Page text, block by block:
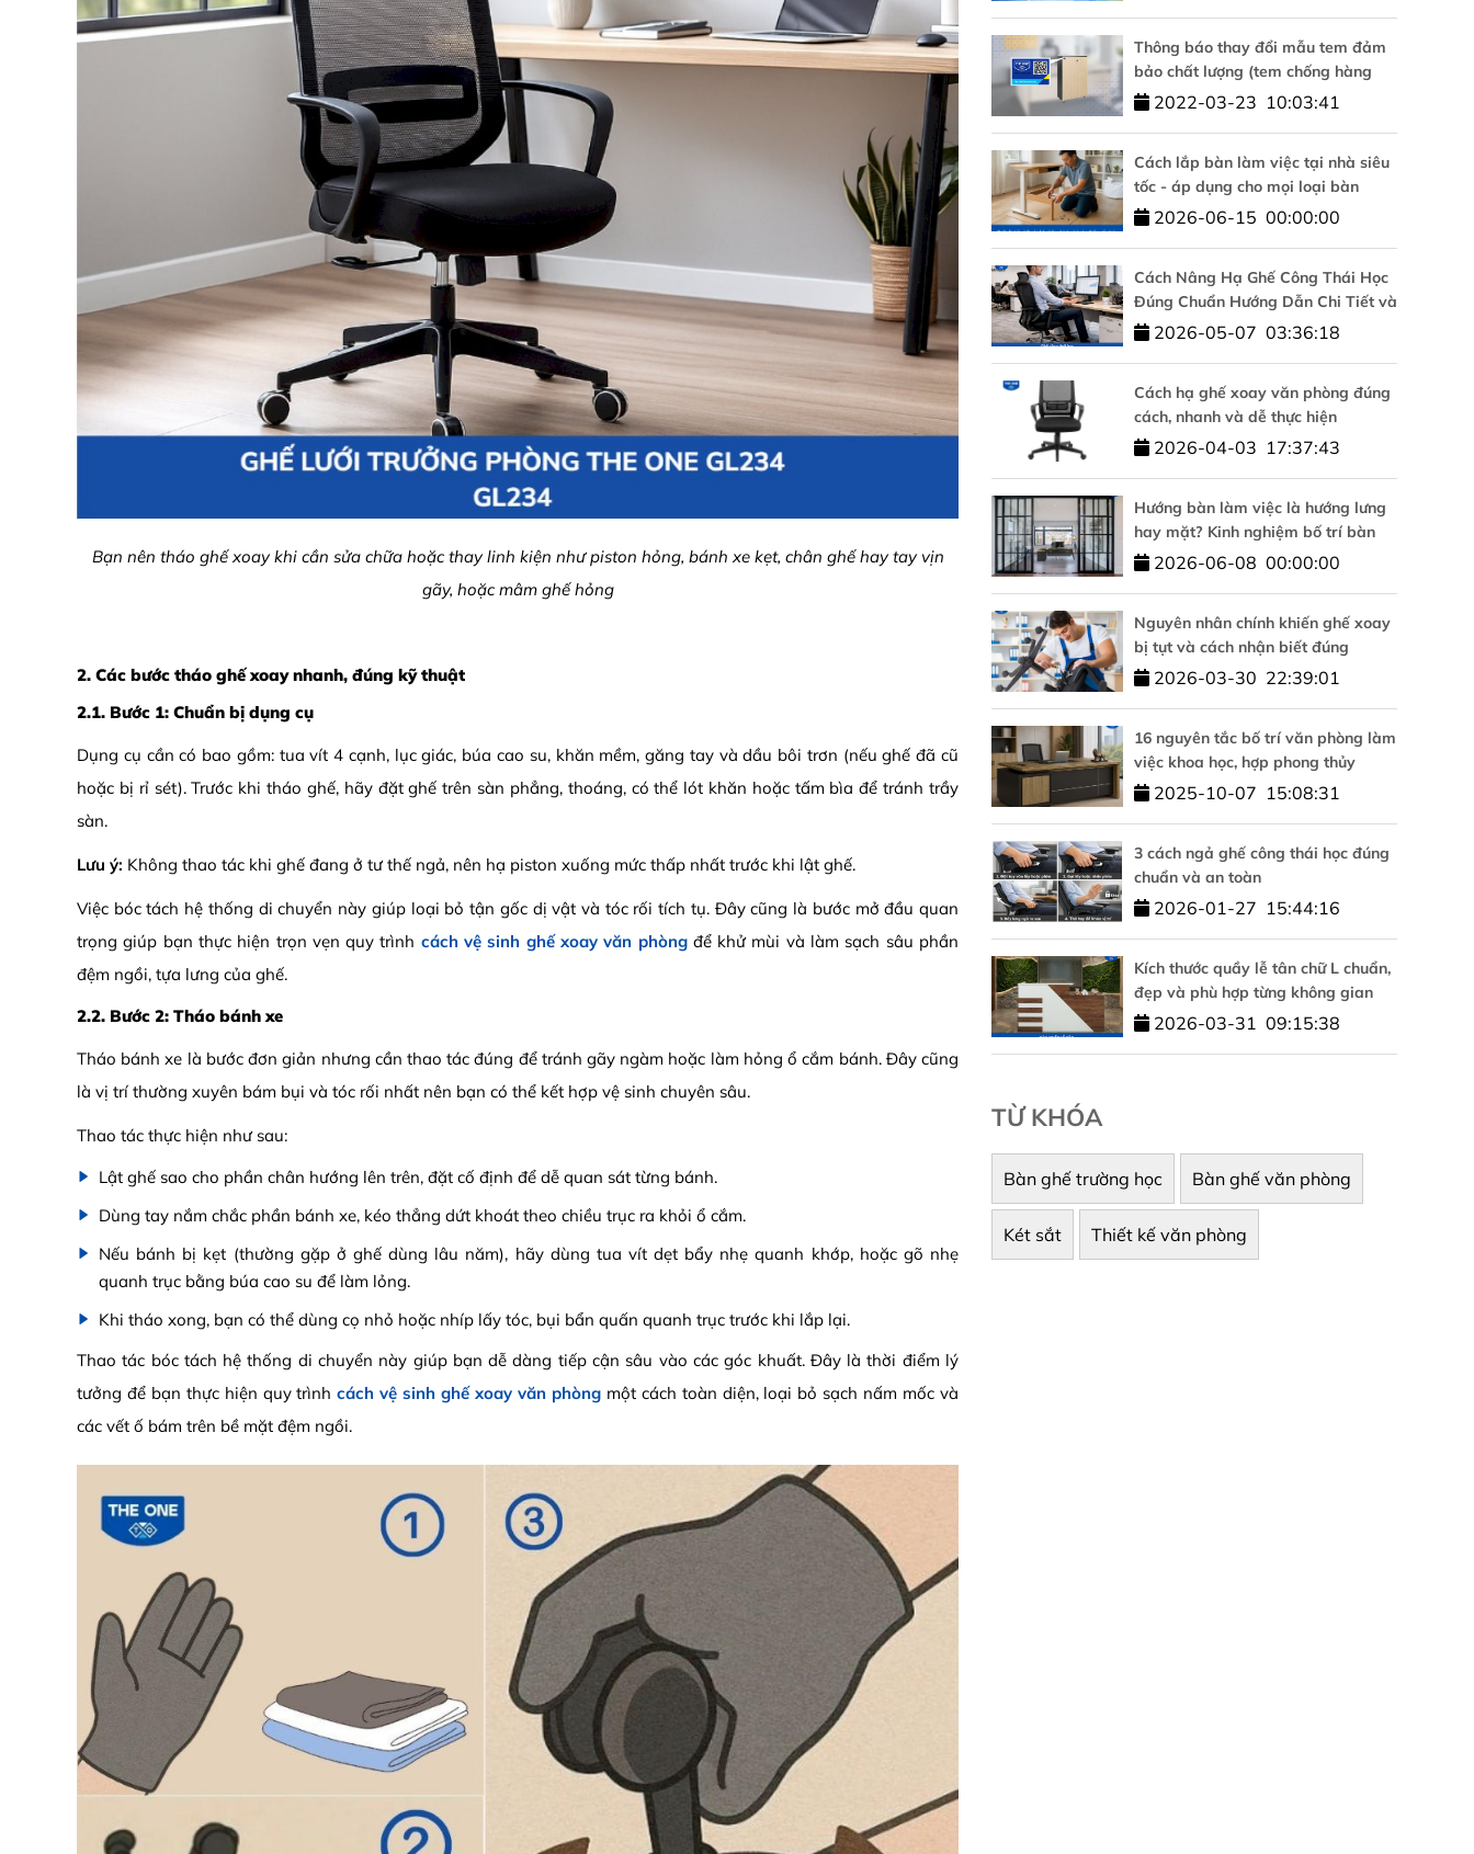
Bạn nên tháo ghế xoay khi cần sửa chữa hoặc thay linh kiện như piston hỏng, bánh xe kẹt, chân ghế hay tay vịn
gãy, hoặc mâm ghế hỏng
2. Các bước tháo ghế xoay nhanh, đúng kỹ thuật
2.1. Bước 1: Chuẩn bị dụng cụ
Dụng cụ cần có bao gồm: tua vít 4 cạnh, lục giác, búa cao su, khăn mềm, găng tay và dầu bôi trơn (nếu ghế đã cũ
hoặc bị rỉ sét). Trước khi tháo ghế, hãy đặt ghế trên sàn phẳng, thoáng, có thể lót khăn hoặc tấm bìa để tránh trầy
sàn.
Lưu ý: Không thao tác khi ghế đang ở tư thế ngả, nên hạ piston xuống mức thấp nhất trước khi lật ghế.
Việc bóc tách hệ thống di chuyển này giúp loại bỏ tận gốc dị vật và tóc rối tích tụ. Đây cũng là bước mở đầu quan
trọng giúp bạn thực hiện trọn vẹn quy trình cách vệ sinh ghế xoay văn phòngđể khử mùi và làm sạch sâu phần
đệm ngồi, tựa lưng của ghế.
2.2. Bước 2: Tháo bánh xe
Tháo bánh xe là bước đơn giản nhưng cần thao tác đúng để tránh gãy ngàm hoặc làm hỏng ổ cắm bánh. Đây cũng
là vị trí thường xuyên bám bụi và tóc rối nhất nên bạn có thể kết hợp vệ sinh chuyên sâu.
Thao tác thực hiện như sau:
Lật ghế sao cho phần chân hướng lên trên, đặt cố định để dễ quan sát từng bánh.
Dùng tay nắm chắc phần bánh xe, kéo thẳng dứt khoát theo chiều trục ra khỏi ổ cắm.
Nếu bánh bị kẹt (thường gặp ở ghế dùng lâu năm), hãy dùng tua vít dẹt bẩy nhẹ quanh khớp, hoặc gõ nhẹ
quanh trục bằng búa cao su để làm lỏng.
Khi tháo xong, bạn có thể dùng cọ nhỏ hoặc nhíp lấy tóc, bụi bẩn quấn quanh trục trước khi lắp lại.
Thao tác bóc tách hệ thống di chuyển này giúp bạn dễ dàng tiếp cận sâu vào các góc khuất. Đây là thời điểm lý
tưởng để bạn thực hiện quy trìnhcách vệ sinh ghế xoay văn phòngmột cách toàn diện, loại bỏ sạch nấm mốc và
các vết ố bám trên bề mặt đệm ngồi.
Thông báo thay đổi mẫu tem đảm
bảo chất lượng (tem chống hàng
giả)2022-03-23 10:03:41
Cách lắp bàn làm việc tại nhà siêu
tốc - áp dụng cho mọi loại bàn
2026-06-15 00:00:00
Cách Nâng Hạ Ghế Công Thái Học
Đúng Chuẩn Hướng Dẫn Chi Tiết và
Đơn Giản
2026-05-07 03:36:18
Cách hạ ghế xoay văn phòng đúng
cách, nhanh và dễ thực hiện
2026-04-03 17:37:43
Hướng bàn làm việc là hướng lưng
hay mặt? Kinh nghiệm bố trí bàn
làm việc hợp phong thủy
2026-06-08 00:00:00
Nguyên nhân chính khiến ghế xoay
bị tụt và cách nhận biết đúng
2026-03-30 22:39:01
16 nguyên tắc bố trí văn phòng làm
việc khoa học, hợp phong thủy
2025-10-07 15:08:31
3 cách ngả ghế công thái học đúng
chuẩn và an toàn
2026-01-27 15:44:16
Kích thước quầy lễ tân chữ L chuẩn,
đẹp và phù hợp từng không gian
2026-03-31 09:15:38
TỪ KHÓA
Bàn ghế trường học Bàn ghế văn phòng
Két sắt Thiết kế văn phòng